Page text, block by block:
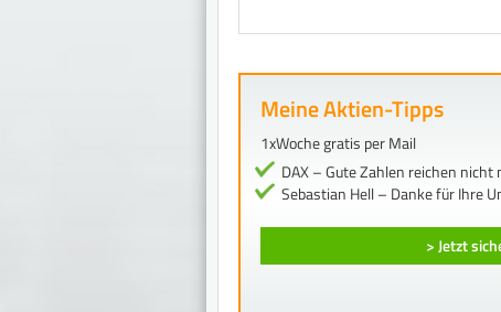
Meine Aktien-Tipps
1xWoche gratis per Mail
DAX – Gute Zahlen reichen nicht
Sebastian Hell – Danke für Ihre
> Jetzt